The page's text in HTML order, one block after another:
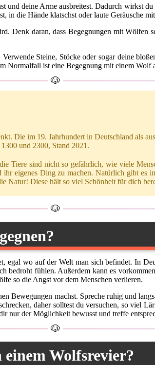
und deine Arme ausbreitest. Dadurch wirkst
in die Hände klatschst oder laute Geräusche
Denk daran, dass Begegnungen mit Wölfen
Steine, Stöcke oder sogar deine
Normalfall ist eine Begegnung mit einem Wolf
Die im 19. Jahrhundert in Deutschland als
und 2300, Stand 2021.
Tiere sind nicht so gefährlich, wie viele
eigenes Ding zu machen. Natürlich gibt es
Natur! Diese hält so viel Schönheit für dich
egal wo auf der Welt man sich befindet. In
bedroht fühlen. Außerdem kann es
so die Angst vor dem Menschen verlieren.
Bewegungen machst. Spreche ruhig und
daher solltest du versuchen, so viel
nur der Möglichkeit bewusst und treffe
Wolfsrevier?